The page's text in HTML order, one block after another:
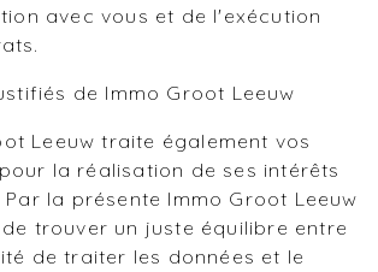
avec vous et de l'exécution
de Immo Groot Leeuw
Leeuw traite également vos
la réalisation de ses intérêts
Par la présente Immo Groot Leeuw
trouver un juste équilibre entre
de traiter les données et le